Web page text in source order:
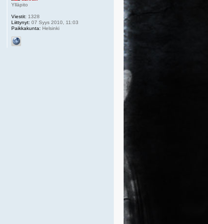
Ylläpito
Viestit: 1328
Liittynyt: 07 Syys 2010, 11:03
Paikkakunta: Helsinki